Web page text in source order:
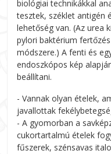
biológiai technikákkal
tesztek, széklet antigén
lehetőség van. (Az urea
pylori baktérium
módszere.) A fenti és
endoszkópos kép
beállítani.
- Vannak olyan ételek,
javallottak
- A gyomorban a
cukortartalmú ételek
fűszerek, szénsavas